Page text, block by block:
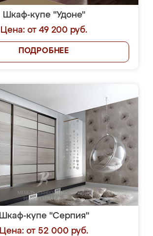
Шкаф-купе "Удоне"
Цена: от 49 200 руб.
ПОДРОБНЕЕ
Шкаф-купе "Серпия"
Цена: от 52 000 руб.